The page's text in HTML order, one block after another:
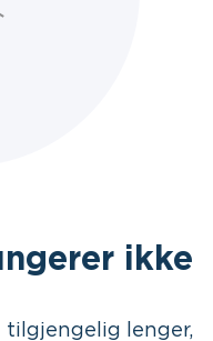
ikke
tilgjengelig lenger,